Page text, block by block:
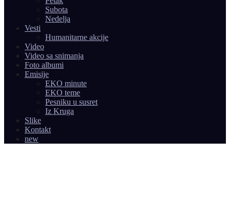
Subota
Nedelja
Vesti
Humanitarne akcije
Video
Video sa snimanja
Foto albumi
Emisije
EKO minute
EKO teme
Pesniku u susret
Iz Kruga
Slike
Kontakt
new